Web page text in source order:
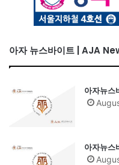
아자 뉴스바이트 | AJA
아자뉴
아자뉴